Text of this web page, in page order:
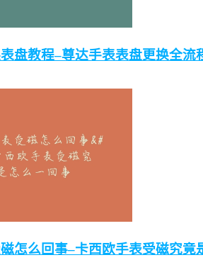
盘教程–尊达手表表盘更换全流
怎么回事–卡西欧手表受磁究竟